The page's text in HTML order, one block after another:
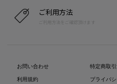
ご利用方法
ご利用方法をご確認頂けます
お問い合わせ
利用規約
特定商取
プライバ